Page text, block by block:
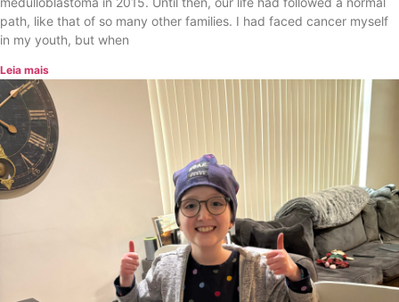
path, like that of so many other families. I had faced cancer myself
in my youth, but when
Leia mais